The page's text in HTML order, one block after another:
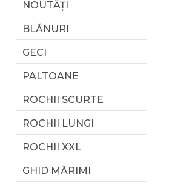
NOUTĂȚI
BLĂNURI
GECI
PALTOANE
ROCHII SCURTE
ROCHII LUNGI
ROCHII XXL
GHID MĂRIMI